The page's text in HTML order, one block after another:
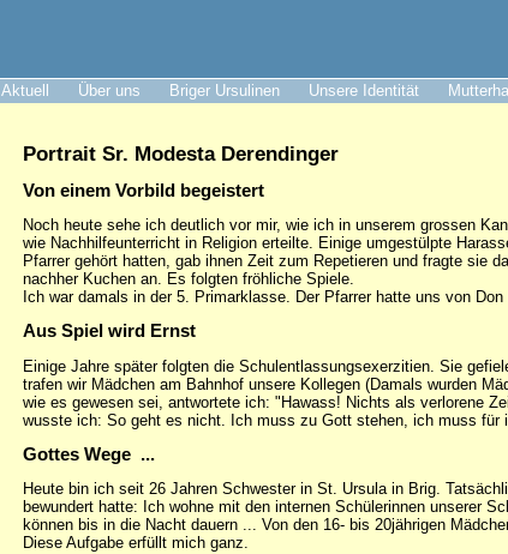
Aktuell Über uns Briger Ursulinen Unsere Identität
Portrait Sr. Modesta Derendinger
Von einem Vorbild begeistert
Noch heute sehe ich deutlich vor mir, wie ich in unserem grossen
wie Nachhilfeunterricht in Religion erteilte. Einige umgestülpte
Pfarrer gehört hatten, gab ihnen Zeit zum Repetieren und fragte sie
nachher Kuchen an. Es folgten fröhliche Spiele.
Ich war damals in der 5. Primarklasse. Der Pfarrer hatte uns von
Aus Spiel wird Ernst
Einige Jahre später folgten die Schulentlassungsexerzitien. Sie
trafen wir Mädchen am Bahnhof unsere Kollegen (Damals wurden
wie es gewesen sei, antwortete ich: "Hawass! Nichts als verlorene
wusste ich: So geht es nicht. Ich muss zu Gott stehen, ich muss für
Gottes Wege ...
Heute bin ich seit 26 Jahren Schwester in St. Ursula in Brig.
bewundert hatte: Ich wohne mit den internen Schülerinnen unserer
können bis in die Nacht dauern ... Von den 16- bis 20jährigen
Diese Aufgabe erfüllt mich ganz.